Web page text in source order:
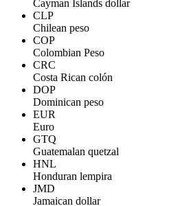
Cayman Islands dollar
CLP
Chilean peso
COP
Colombian Peso
CRC
Costa Rican colón
DOP
Dominican peso
EUR
Euro
GTQ
Guatemalan quetzal
HNL
Honduran lempira
JMD
Jamaican dollar